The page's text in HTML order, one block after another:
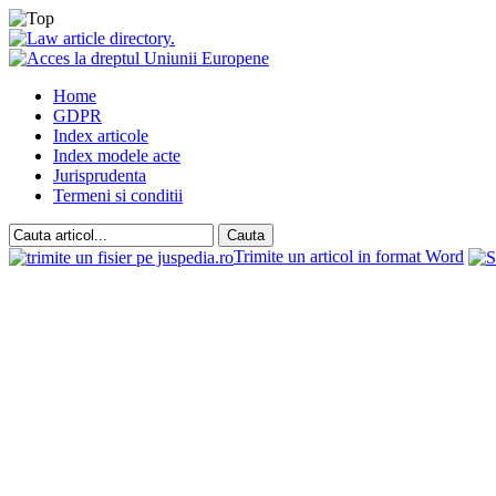
Home
GDPR
Index articole
Index modele acte
Jurisprudenta
Termeni si conditii
Trimite un articol in format Word